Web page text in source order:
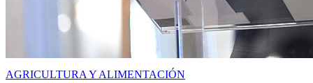
AGRICULTURA Y ALIMENTACIÓN